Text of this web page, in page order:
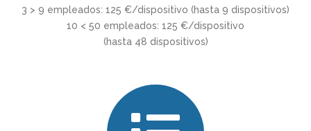
3 > 9 empleados: 125 €/dispositivo (hasta 9 dispositivos)
10 < 50 empleados: 125 €/dispositivo
(hasta 48 dispositivos)